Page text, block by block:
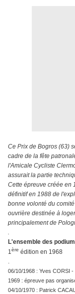
Ce Prix de Bogros (63)
cadre de la fête
l'Amicale Cycliste
assurait la partie
Cette épreuve créée en
définitif en 1988 de
bonne volonté du
ouvrière destinée à
principalement de
.
L'ensemble des
1ère édition en 1968
.
06/10/1968 : Yves
1969 : épreuve pas
04/10/1970 : Patrick